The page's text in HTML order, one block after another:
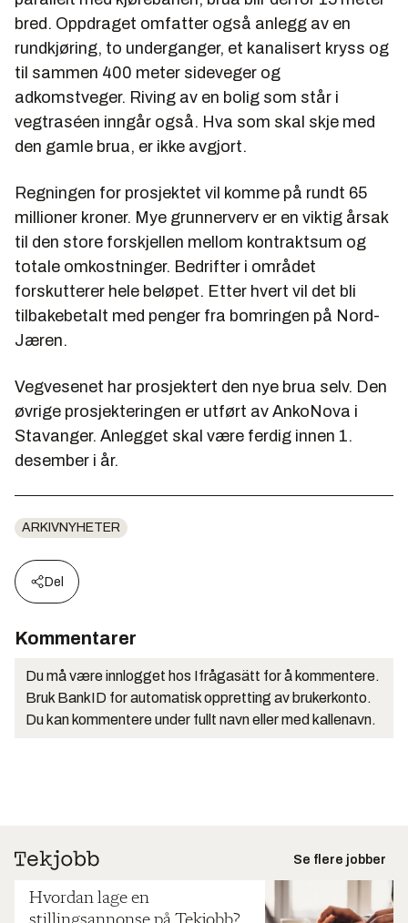
bred. Oppdraget omfatter også anlegg av en
rundkjøring, to underganger, et kanalisert kryss og
til sammen 400 meter sideveger og
adkomstveger. Riving av en bolig som står i
vegtraséen inngår også. Hva som skal skje med
den gamle brua, er ikke avgjort.
Regningen for prosjektet vil komme på rundt 65
millioner kroner. Mye grunnerverv er en viktig årsak
til den store forskjellen mellom kontraktsum og
totale omkostninger. Bedrifter i området
forskutterer hele beløpet. Etter hvert vil det bli
tilbakebetalt med penger fra bomringen på Nord-
Jæren.
Vegvesenet har prosjektert den nye brua selv. Den
øvrige prosjekteringen er utført av AnkoNova i
Stavanger. Anlegget skal være ferdig innen 1.
desember i år.
ARKIVNYHETER
Del
Kommentarer
Du må være innlogget hos Ifrågasätt for å kommentere.
Bruk BankID for automatisk oppretting av brukerkonto.
Du kan kommentere under fullt navn eller med kallenavn.
Se flere jobber
Hvordan lage en